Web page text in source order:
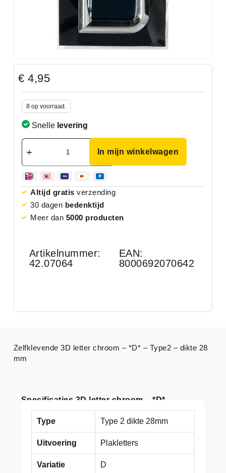
€ 4,95
8 op voorraad.
Snelle levering
In mijn winkelwagen
Altijd gratis verzending
30 dagen bedenktijd
Meer dan 5000 producten
Artikelnummer:
42.07064
EAN:
8000692070642
Specificaties 3D letter chroom – *D*
Type Type 2 dikte 28mm
Uitvoering Plakletters
Variatie D
Zelfklevende 3D letter chroom – *D* – Type2 – dikte 28
mm